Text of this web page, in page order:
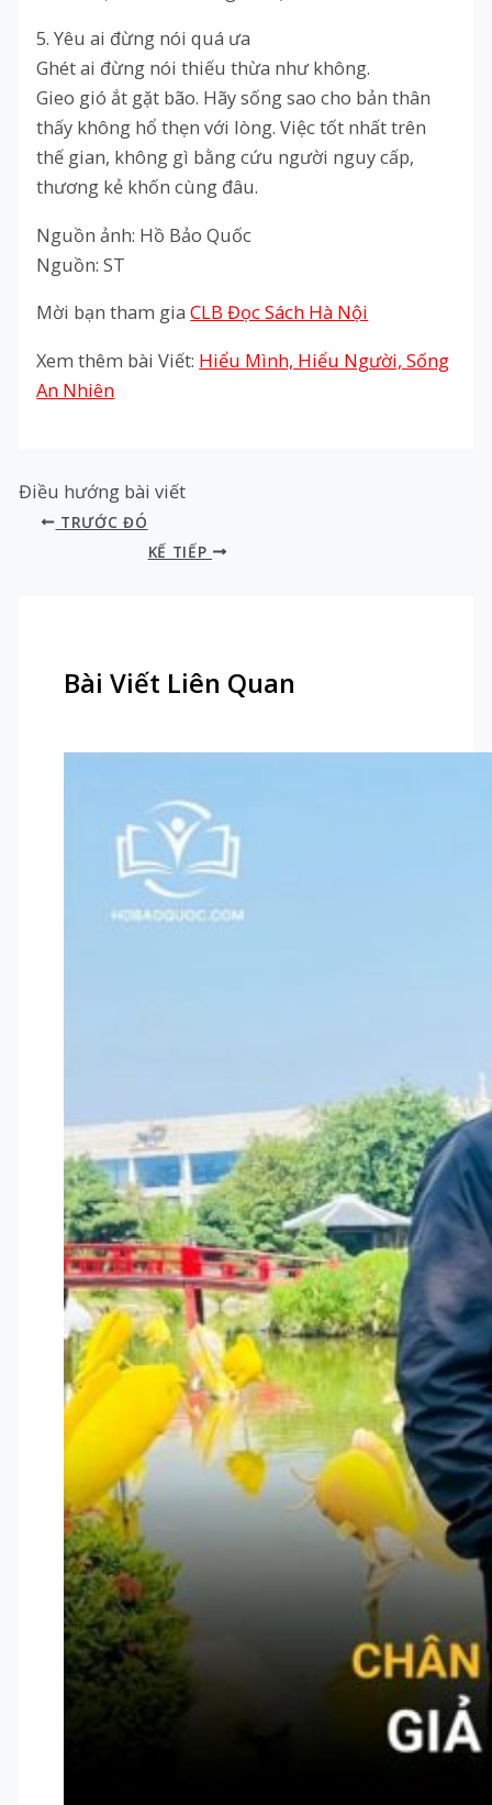
5. Yêu ai đừng nói quá ưa
Ghét ai đừng nói thiếu thừa như không.
Gieo gió ắt gặt bão. Hãy sống sao cho bản thân
thấy không hổ thẹn với lòng. Việc tốt nhất trên
thế gian, không gì bằng cứu người nguy cấp,
thương kẻ khốn cùng đâu.
Nguồn ảnh: Hồ Bảo Quốc
Nguồn: ST
Mời bạn tham giaCLB Đọc Sách Hà Nội
Xem thêm bài Viết: Hiểu Mình, Hiểu Người, Sống
An Nhiên
Điều hướng bài viết
TRƯỚC ĐÓ
KẾ TIẾP
Bài Viết Liên Quan